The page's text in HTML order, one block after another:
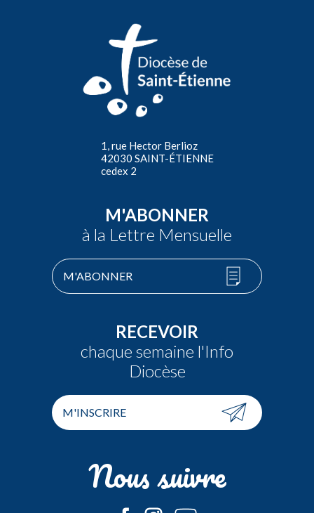
1, rue Hector Berlioz
42030 SAINT-ÉTIENNE
cedex 2
M'ABONNER
à la Lettre Mensuelle
M'ABONNER
RECEVOIR
chaque semaine l'Info
Diocèse
M'INSCRIRE
Nous suivre